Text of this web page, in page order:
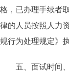
格，已办理手续者
律的人员按照人力
规行为处理规定》执
五、面试时间